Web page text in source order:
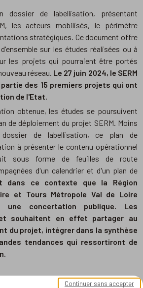
dossier de labellisation, présentant
les acteurs mobilisés, le périmètre
stratégiques. Ce document offre
sur les études réalisées ou à
les projets qui pourraient être portés
réseau. Le 27 juin 2024, le SERM
des 15 premiers projets qui ont
de l'Etat.
obtenue, les études se poursuivent
de déploiement du projet SERM. Moins
de labellisation, ce plan de
à présenter le contenu opérationnel
sous forme de feuilles de route
d'un calendrier et d'un plan de
dans ce contexte que la Région
et Tours Métropole Val de Loire
une concertation publique. Les
souhaitent en effet partager au
du projet, intégrer dans la synthèse
tendances qui ressortiront de
Continuer sans accepter